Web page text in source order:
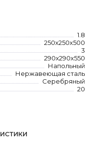
1.8
250х250х500
3
290х290х550
Напольный
Нержавеющая сталь
Серебряный
20